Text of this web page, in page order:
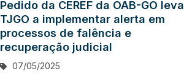
Pedido da CEREF da OAB-GO leva
TJGO a implementar alerta em
processos de falência e
recuperação judicial
07/05/2025